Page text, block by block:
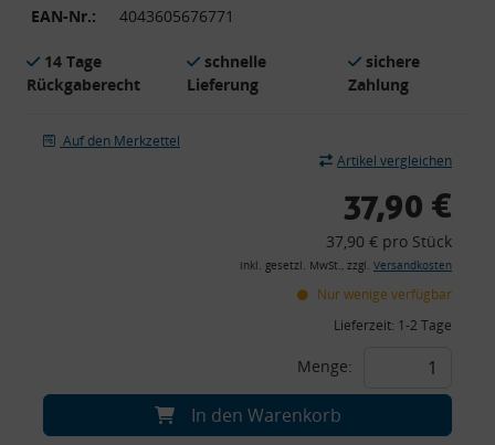
EAN-Nr.:
4043605676771
14 Tage
Rückgaberecht
schnelle
Lieferung
sichere
Zahlung
Auf den Merkzettel
Artikel vergleichen
37,90 €
37,90 € pro Stück
inkl. gesetzl. MwSt., zzgl. Versandkosten
Nur wenige verfügbar
Lieferzeit: 1-2 Tage
Menge:
In den Warenkorb